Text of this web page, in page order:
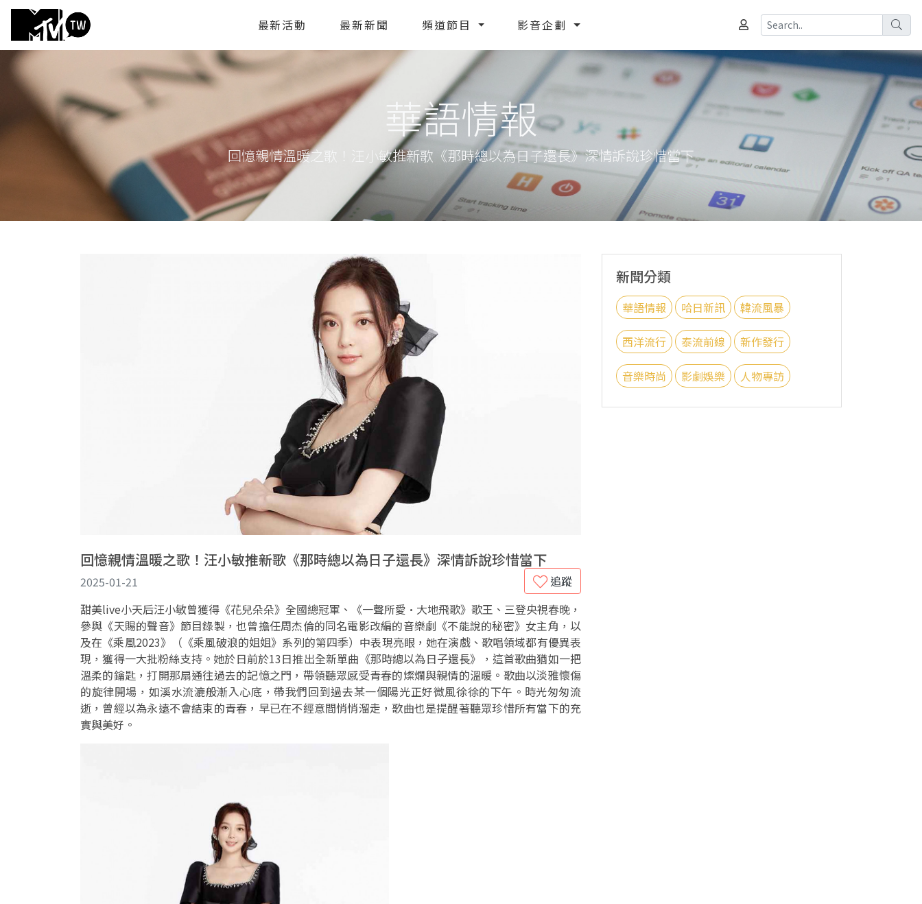
最新活動 最新新聞 頻道節目 影音企劃
華語情報
回憶親情溫暖之歌！汪小敏推新歌《那時總以為日子還長》深情訴說珍惜當下
回憶親情溫暖之歌！汪小敏推新歌《那時總以為日子還長》深情訴說珍惜當下
追蹤
2025-01-21
甜美live小天后汪小敏曾獲得《花兒朵朵》全國總冠軍、《一聲所愛·大地飛歌》歌王、三登央視春晚，
參與《天賜的聲音》節目錄製，也曾擔任周杰倫的同名電影改編的音樂劇《不能說的秘密》女主角，以
及在《乘風2023》（《乘風破浪的姐姐》系列的第四季）中表現亮眼，她在演戲、歌唱領域都有優異表
現，獲得一大批粉絲支持。她於日前於13日推出全新單曲《那時總以為日子還長》，這首歌曲猶如一把
溫柔的鑰匙，打開那扇通往過去的記憶之門，帶領聽眾感受青春的燦爛與親情的溫暖。歌曲以淡雅懷傷
的旋律開場，如溪水流漉般漸入心底，帶我們回到過去某一個陽光正好微風徐徐的下午。時光匆匆流
逝，曾經以為永遠不會結束的青春，早已在不經意間悄悄溜走，歌曲也是提醒著聽眾珍惜所有當下的充
實與美好。
新聞分類
華語情報 哈日新訊 韓流風暴
西洋流行 泰流前線 新作發行
音樂時尚 影劇娛樂 人物專訪